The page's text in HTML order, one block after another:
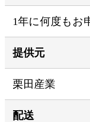
1年に何度もお
提供元
栗田産業
配送